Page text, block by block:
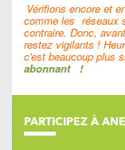
Vérifions encore et
comme les réseaux
contraire. Donc,
restez vigilants !
c'est beaucoup plus
abonnant !
PARTICIPEZ À